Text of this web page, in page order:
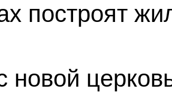
построят
новой